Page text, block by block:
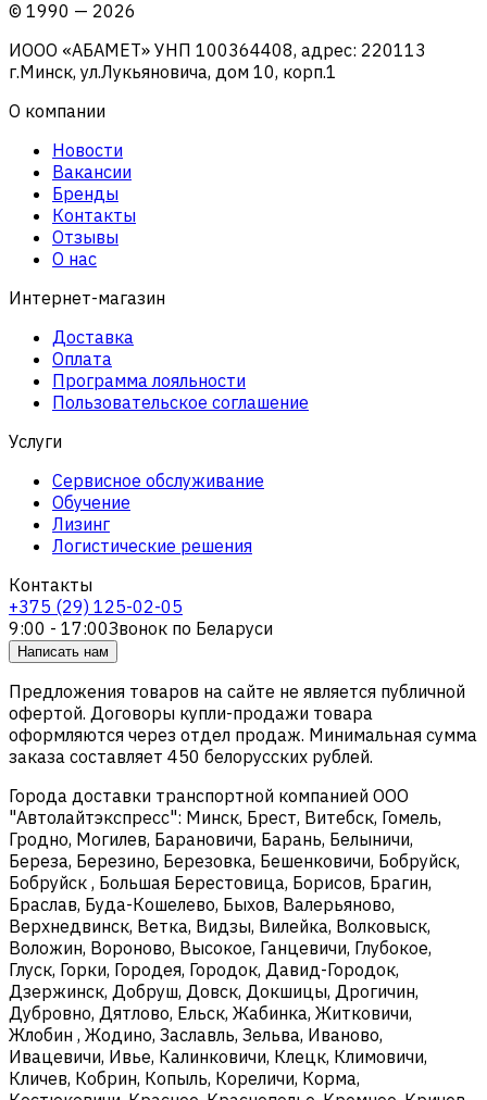
© 1990 — 2026
ИООО «АБАМЕТ» УНП 100364408, адрес: 220113
г.Минск, ул.Лукьяновича, дом 10, корп.1
О компании
Новости
Вакансии
Бренды
Контакты
Отзывы
О нас
Интернет-магазин
Доставка
Оплата
Программа лояльности
Пользовательское соглашение
Услуги
Сервисное обслуживание
Обучение
Лизинг
Логистические решения
Контакты
+375 (29) 125-02-05
9:00 - 17:00Звонок по Беларуси
Написать нам
Предложения товаров на сайте не является публичной
офертой. Договоры купли-продажи товара
оформляются через отдел продаж. Минимальная сумма
заказа составляет 450 белорусских рублей.
Города доставки транспортной компанией ООО
"Автолайтэкспресс": Минск, Брест, Витебск, Гомель,
Гродно, Могилев, Барановичи, Барань, Белыничи,
Береза, Березино, Березовка, Бешенковичи, Бобруйск,
Бобруйск , Большая Берестовица, Борисов, Брагин,
Браслав, Буда-Кошелево, Быхов, Валерьяново,
Верхнедвинск, Ветка, Видзы, Вилейка, Волковыск,
Воложин, Вороново, Высокое, Ганцевичи, Глубокое,
Глуск, Горки, Городея, Городок, Давид-Городок,
Дзержинск, Добруш, Довск, Докшицы, Дрогичин,
Дубровно, Дятлово, Ельск, Жабинка, Житковичи,
Жлобин , Жодино, Заславль, Зельва, Иваново,
Ивацевичи, Ивье, Калинковичи, Клецк, Климовичи,
Кличев, Кобрин, Копыль, Кореличи, Корма,